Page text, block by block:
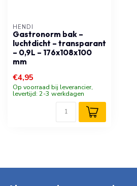
HENDI
Gastronorm bak –
luchtdicht – transparant
– 0,9L – 176x108x100
mm
€4,95
Op voorraad bij leverancier,
levertijd: 2-3 werkdagen